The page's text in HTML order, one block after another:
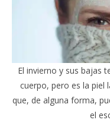
El invierno y sus bajas
cuerpo, pero es la piel
que, de alguna forma,
el